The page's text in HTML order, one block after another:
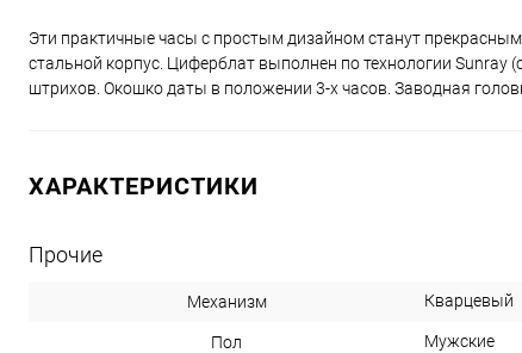
Эти практичные часы с простым дизайном станут
стальной корпус. Циферблат выполнен по технологии
штрихов. Окошко даты в положении 3-х часов. Заводная
ХАРАКТЕРИСТИКИ
Прочие
Механизм Кварцевый
Пол Мужские